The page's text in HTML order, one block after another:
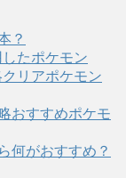
？
たポケモン
リアポケモン
おすすめポケモ
何がおすすめ？